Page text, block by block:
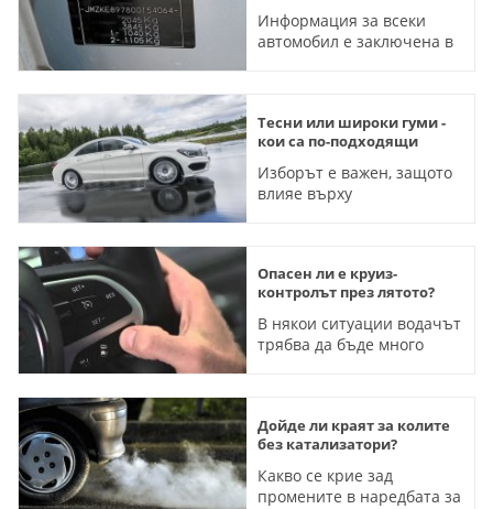
Информация за всеки
автомобил е заключена в
Тесни или широки гуми -
кои са по-подходящи
Изборът е важен, защото
влияе върху
Опасен ли е круиз-
контролът през лятото?
В някои ситуации водачът
трябва да бъде много
Дойде ли краят за колите
без катализатори?
Какво се крие зад
промените в наредбата за